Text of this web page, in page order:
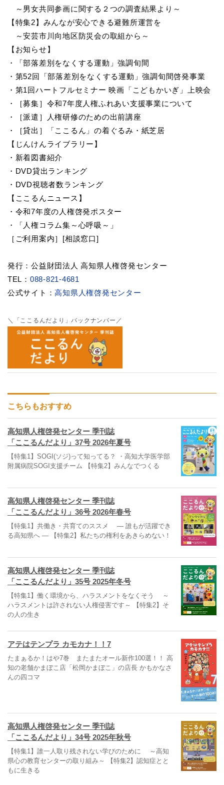
～男女共同参画に関する２つの調査結果より～
【特集2】みんなが安心できる避難所運営を
～安芸市川向地区防災会の取組から～
【お知らせ】
・「部落差別をなくする運動」強調旬間
・第52回「部落差別をなくする運動」強調旬間啓発事業
・第1回ハートフルセミナー 映画「こどもかいぎ」上映会
・［募集］令和7年度人権ふれあい支援事業について
・［派遣］人権研修のための出前講座
・［貸出］「ここるん」の着ぐるみ・紙芝居
【じんけんライブラリー】
・新着図書紹介
・DVD貸出ランキング
・DVD視聴者数ランキング
【ここるんニュース】
・令和7年度の人権啓発ポスター
・「人権コラム集～心呼吸～」
［ご利用案内］[相談窓口]
発行：公益財団法人 高知県人権啓発センター
TEL： 088-821-4681
公式サイト：高知県人権啓発センター
＼「ここるんだより」バックナンバー／
こちらもおすすめ
高知県人権啓発センター 季刊誌
「ここるんだより」37号 2026年夏号
【特集1】SOGI(ソジ)って知ってる？ ・高知大学医学部
附属病院SOGI支援チーム 【特集2】みんなでつくる
高知県人権啓発センター 季刊誌
「ここるんだより」36号 2026年春号
【特集1】共働き・共育てのススメ ― 誰もが活躍でき
る高知県へ ― 【特集2】私たちの権利をあきらめない！
高知県人権啓発センター 季刊誌
「ここるんだより」35号 2025年冬号
【特集1】働く環境から、ハラスメントをなくそう ～
ハラスメントは許されない人権侵害です～ 【特集2】そ
の人の生き
アテはテンプラ カモカナ！！7
たまぁるか！はや7巻 またまたオール新作100選！！ 高
知の老舗かまぼこ店「松岡かまぼこ」の店長 かもかなさ
んの四コマ
高知県人権啓発センター 季刊誌
「ここるんだより」34号 2025年秋号
【特集1】誰一人取り残されない学びのために ～高知
県心の教育センターの取り組み～ 【特集2】認知症とと
もに生きる